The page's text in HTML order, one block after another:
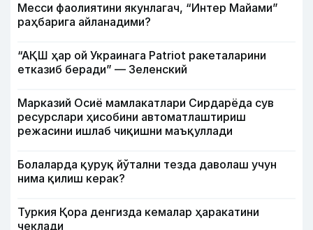
Месси фаолиятини якунлагач, “Интер Майами”
раҳбарига айланадими?
“АҚШ ҳар ой Украинага Patriot ракеталарини
етказиб беради” — Зеленский
Марказий Осиё мамлакатлари Сирдарёда сув
ресурслари ҳисобини автоматлаштириш
режасини ишлаб чиқишни маъқуллади
Болаларда қуруқ йўтални тезда даволаш учун
нима қилиш керак?
Туркия Қора денгизда кемалар ҳаракатини
чеклади